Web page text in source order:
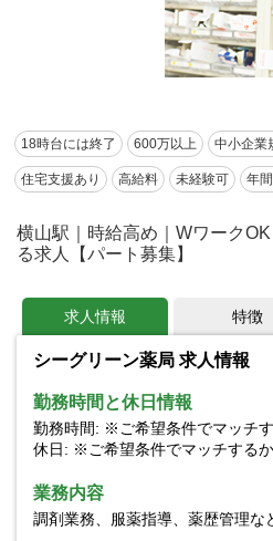
18時台には終了 600万以上 中小企業
住宅支援あり 高給料 未経験可 年
横山駅｜時給高め｜Wワーク
る求人【パート募集】
求人情報 特徴
シーグリーン薬局 求人情報
勤務時間と休日情報
勤務時間: ※ご希望条件でマッチ
休日: ※ご希望条件でマッチする
業務内容
調剤業務、服薬指導、薬歴管理な